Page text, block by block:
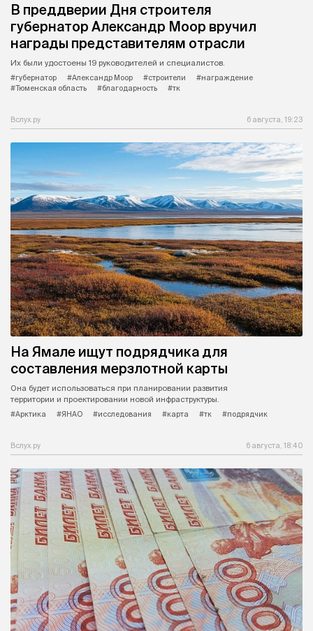
В преддверии Дня строителя
губернатор Александр Моор вручил
награды представителям отрасли
Их были удостоены 19 руководителей и специалистов.
#губернатор
#Александр Моор #строители
#награждение
#Тюменская область
#благодарность #тк
Вслух.ру 6 августа, 19:23
На Ямале ищут подрядчика для
составления мерзлотной карты
Она будет использоваться при планировании развития
территории и проектировании новой инфраструктуры.
#Арктика
#ЯНАО #исследования #карта #тк #подрядчик
Вслух.ру 6 августа, 18:40